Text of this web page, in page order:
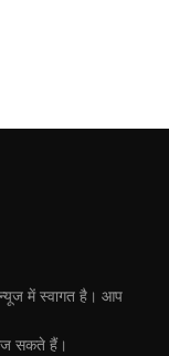
न्यूज में स्वागत है। आप
सकते हैं।